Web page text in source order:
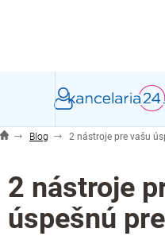
Blog 2 nástroje pre vašu
2 nástroje
úspešnú